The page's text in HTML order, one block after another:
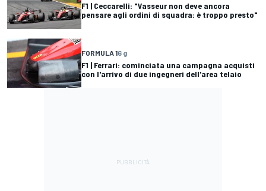
F1 | Ceccarelli: "Vasseur non deve ancora
pensare agli ordini di squadra: è troppo presto"
FORMULA 16 g
F1 | Ferrari: cominciata una campagna acquisti
con l'arrivo di due ingegneri dell'area telaio